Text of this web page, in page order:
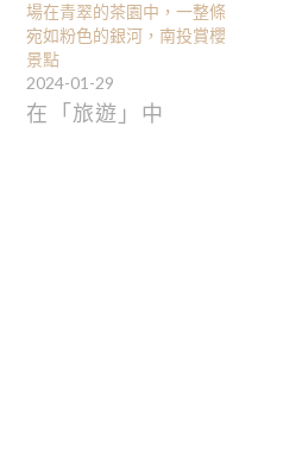
場在青翠的茶園中，一整條
宛如粉色的銀河，南投賞櫻
景點
2024-01-29
在「旅遊」中